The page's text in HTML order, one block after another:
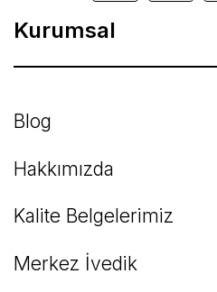
Kurumsal
Blog
Hakkımızda
Kalite Belgelerimiz
Merkez İvedik